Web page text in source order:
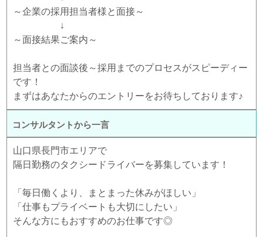
～企業の採用担当者様と面接～
↓
～面接結果ご案内～
担当者との面談後～採用までのプロセスがスピーディー
です！
まずはあなたからのエントリーをお待ちしております♪
コンサルタントから一言
山口県長門市エリアで
隔日勤務のタクシードライバーを募集しています！
「毎日働くより、まとまった休みがほしい」
「仕事もプライベートも大切にしたい」
そんな方にもおすすめのお仕事です◎